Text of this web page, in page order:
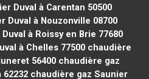
Duval à Carentan 50500
Duval à Nouzonville 08700
à Roissy en Brie 77680
à Chelles 77500 chaudière
56400chaudière gaz
chaudière gaz Saunier